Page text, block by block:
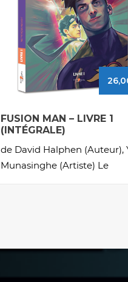
FUSION MAN – LIVRE 1
(INTÉGRALE)
de David Halphen (Auteur),
Munasinghe (Artiste) Le